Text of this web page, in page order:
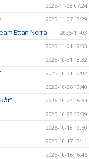
2025-11-08 07:24
2025-11-07 13:29
Ettan Norra. 2025-11-03
2025-11-01 19:33
2025-10-31 13:32
2025-10-31 10:02
2025-10-26 19:48
2025-10-24 15:54
2025-10-23 20:39
2025-10-18 19:50
2025-10-17 13:11
2025-10-16 16:46